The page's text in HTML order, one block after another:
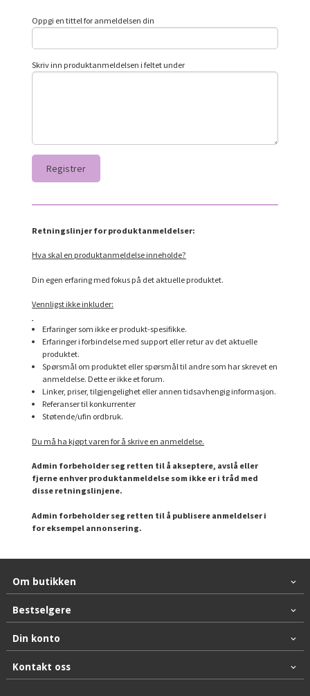
Oppgi en tittel for anmeldelsen din
Skriv inn produktanmeldelsen i feltet under
Retningslinjer for produktanmeldelser:
Hva skal en produktanmeldelse inneholde?
Din egen erfaring med fokus på det aktuelle produktet.
Vennligst ikke inkluder:
Erfaringer som ikke er produkt-spesifikke.
Erfaringer i forbindelse med support eller retur av det aktuelle
produktet.
Spørsmål om produktet eller spørsmål til andre som har skrevet en
anmeldelse. Dette er ikke et forum.
Linker, priser, tilgjengelighet eller annen tidsavhengig informasjon.
Referanser til konkurrenter
Støtende/ufin ordbruk.
Du må ha kjøpt varen for å skrive en anmeldelse.
Admin forbeholder seg retten til å akseptere, avslå eller
fjerne enhver produktanmeldelse som ikke er i tråd med
disse retningslinjene.
Admin forbeholder seg retten til å publisere anmeldelser i
for eksempel annonsering.
Om butikken
Bestselgere
Din konto
Kontakt oss